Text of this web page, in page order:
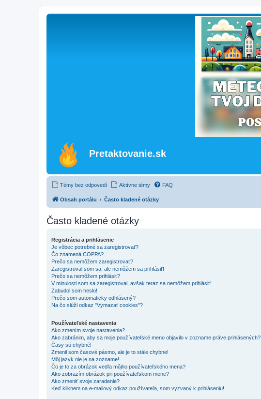
Pretaktovanie.sk
Témy bez odpovedí Aktívne témy FAQ
Obsah portálu Často kladené otázky
Často kladené otázky
Registrácia a prihlásenie
Je vôbec potrebné sa zaregistrovať?
Čo znamená COPPA?
Prečo sa nemôžem zaregistrovať?
Zaregistroval som sa, ale nemôžem sa prihlásiť!
Prečo sa nemôžem prihlásiť?
V minulosti som sa zaregistroval, avšak teraz sa nemôžem prihlásiť!
Zabudol som heslo!
Prečo som automaticky odhlásený?
Na čo slúži odkaz "Vymazať cookies"?
Používateľské nastavenia
Ako zmením svoje nastavenia?
Ako zabránim, aby sa moje používateľské meno objavilo v zozname práve prihlásených?
Časy sú chybné!
Zmenil som časové pásmo, ale je to stále chybne!
Môj jazyk nie je na zozname!
Čo je to za obrázok vedľa môjho používateľského mena?
Ako zobrazím obrázok pri používateľskom mene?
Ako zmeniť svoje zaradenie?
Keď kliknem na e-mailový odkaz používateľa, som vyzvaný k prihláseniu!